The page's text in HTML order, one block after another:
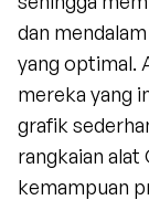
dan
yang optimal.
mereka yang
grafik
rangkaian
kemampuan